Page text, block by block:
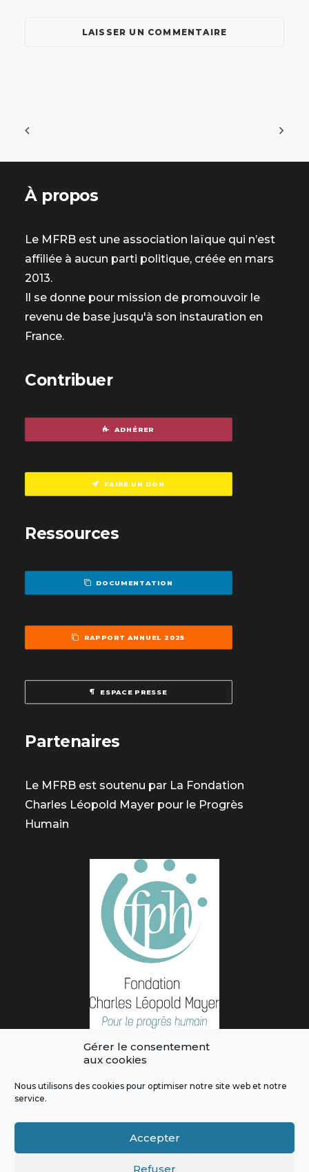
Gérer le consentement
aux cookies
Nous utilisons des cookies pour optimiser notre site web et notre
service.
Accepter
Refuser
À propos
Le MFRB est une association laïque qui n’est
affiliée à aucun parti politique, créée en mars
2013.
Il se donne pour mission de promouvoir le
revenu de base jusqu'à son instauration en
France.
Contribuer
ADHÉRER
FAIRE UN DON
Ressources
DOCUMENTATION
RAPPORT ANNUEL 2025
ESPACE PRESSE
Partenaires
Le MFRB est soutenu par La Fondation
Charles Léopold Mayer pour le Progrès
Humain
L'intégralité des contenus de ce site sont publiés sous licence
|Politique de confidentialité